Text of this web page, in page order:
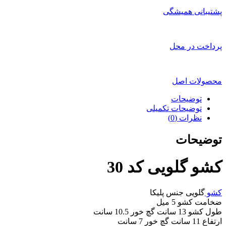
پشتیبانی همیشگی
پرداخت در محل
محصولات اصل
توضیحات
توضیحات تکمیلی
نظرات (0)
توضیحات
کشو گلویی کد 30
کشو گلویی جنس پلیکا
ضخامت کشو 5 میل
طول کشو 13 سانت گچ خور 10.5 سانت
ارتفاع 11 سانت گچ خور 7 سانت